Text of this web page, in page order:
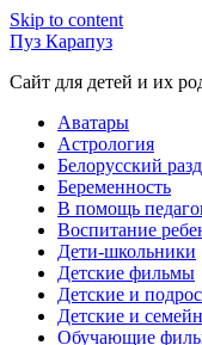
Skip to content
Пуз Карапуз
Сайт для детей и их
Аватары
Астрология
Белорусский
Беременность
В помощь
Воспитание
Дети-школьники
Детские фильмы
Детские и
Детские и
Обучающие